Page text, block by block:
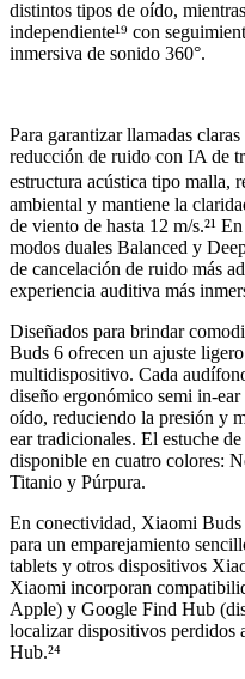
distintos tipos de oído,
independiente¹⁹ con
inmersiva de sonido 360°.
Para garantizar llamadas
reducción de ruido con IA de
estructura acústica tipo malla,
ambiental y mantiene la
de viento de hasta 12 m/s.²¹
modos duales Balanced y
de cancelación de ruido más
experiencia auditiva más
Diseñados para brindar
Buds 6 ofrecen un ajuste
multidispositivo. Cada
diseño ergonómico semi in-
oído, reduciendo la presión y
ear tradicionales. El estuche
disponible en cuatro colores:
Titanio y Púrpura.
En conectividad, Xiaomi
para un emparejamiento
tablets y otros dispositivos
Xiaomi incorporan
Apple) y Google Find Hub
localizar dispositivos perdidos
Hub.²⁴